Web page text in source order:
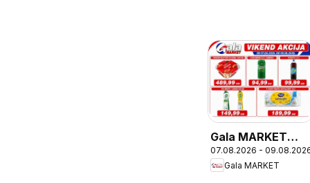
Gala MARKET
katalog Vikend
akcija
07.08.2026 - 09.08.2026
Gala MARKET